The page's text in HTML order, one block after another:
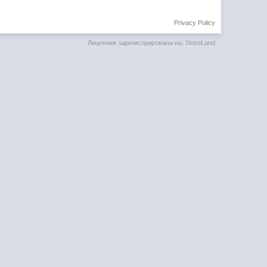
Privacy Policy
Лицензия зарегистрирована на: StoreLand